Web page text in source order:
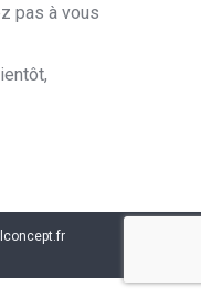
pas à vous